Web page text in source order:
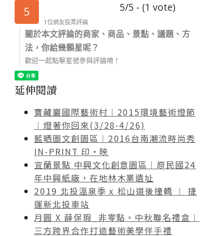
5 5/5 - (1 vote)
1位網友投票評論
關於本文評論的商家、商品、景點、議題、方
法，你給幾顆星呢？
歡迎一起點擊星號參與評論唷！
延伸閱讀
寶藏巖國際藝術村︱2015環境藝術燈節
︱燈著你回來(3/28-4/26)
藍晒圖文創園區︱2016台南潮流時尚秀
IN-PRINT 印‧映
宜蘭景點 中興文化創意園區︱原民國24
年中興紙廠，在地林木業遺址
2019 北投溫泉季 x 松山道後撞轎 ︱ 捷
運新北投車站
月圓 X 薛保瑕_非零點。中秋聯名禮盒︱
三方跨界合作打造藝術美學伴手禮